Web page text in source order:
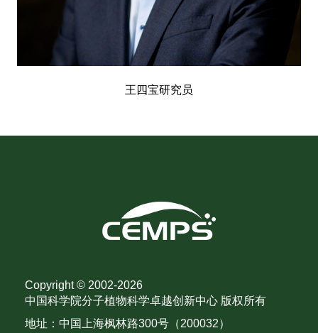
王四宝研究员
Copyright © 2002-2026
中国科学院分子植物科学卓越创新中心 版权所有
地址：中国上海枫林路300号（200032）